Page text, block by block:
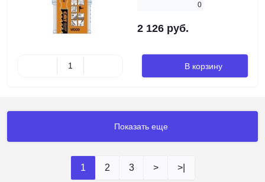
0
2 126 руб.
В корзину
Показать еще
1 2 3 > >|